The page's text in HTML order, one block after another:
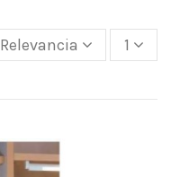
Relevancia 1